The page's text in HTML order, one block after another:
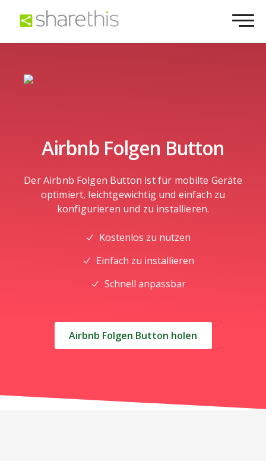
Airbnb Folgen Button
Der Airbnb Folgen Button ist für mobilte Geräte
optimiert, leichtgewichtig und einfach zu
konfigurieren und zu installieren.
Kostenlos zu nutzen
Einfach zu installieren
Schnell anpassbar
Airbnb Folgen Button holen